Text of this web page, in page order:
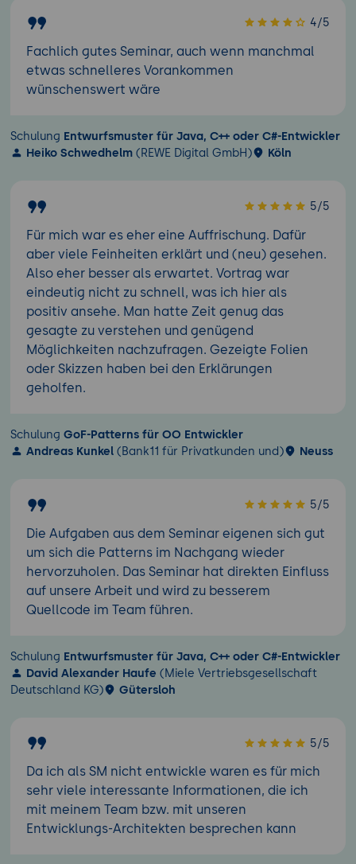
4/5
Fachlich gutes Seminar, auch wenn manchmal
etwas schnelleres Vorankommen
wünschenswert wäre
Schulung Entwurfsmuster für Java, C++ oder C#-Entwickler
Heiko Schwedhelm (REWE Digital GmbH) Köln
5/5
Für mich war es eher eine Auffrischung. Dafür
aber viele Feinheiten erklärt und (neu) gesehen.
Also eher besser als erwartet. Vortrag war
eindeutig nicht zu schnell, was ich hier als
positiv ansehe. Man hatte Zeit genug das
gesagte zu verstehen und genügend
Möglichkeiten nachzufragen. Gezeigte Folien
oder Skizzen haben bei den Erklärungen
geholfen.
Schulung GoF-Patterns für OO Entwickler
Andreas Kunkel (Bank11 für Privatkunden und) Neuss
5/5
Die Aufgaben aus dem Seminar eigenen sich gut
um sich die Patterns im Nachgang wieder
hervorzuholen. Das Seminar hat direkten Einfluss
auf unsere Arbeit und wird zu besserem
Quellcode im Team führen.
Schulung Entwurfsmuster für Java, C++ oder C#-Entwickler
David Alexander Haufe (Miele Vertriebsgesellschaft
Deutschland KG)
Gütersloh
5/5
Da ich als SM nicht entwickle waren es für mich
sehr viele interessante Informationen, die ich
mit meinem Team bzw. mit unseren
Entwicklungs-Architekten besprechen kann